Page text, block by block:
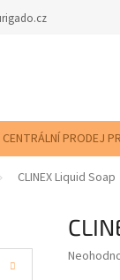
CENTRÁLNÍ PRODEJ
CLINEX Liquid Soap
Průměrné